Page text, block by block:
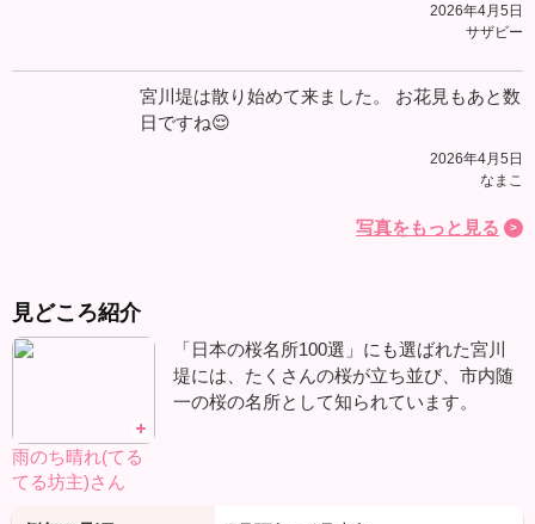
2026年4月5日
サザビー
宮川堤は散り始めて来ました。 お花見もあと数
日ですね😌
2026年4月5日
なまこ
写真をもっと見る
見どころ紹介
雨のち晴れ(てる
てる坊主)さん
「日本の桜名所100選」にも選ばれた宮川
堤には、たくさんの桜が立ち並び、市内随
一の桜の名所として知られています。